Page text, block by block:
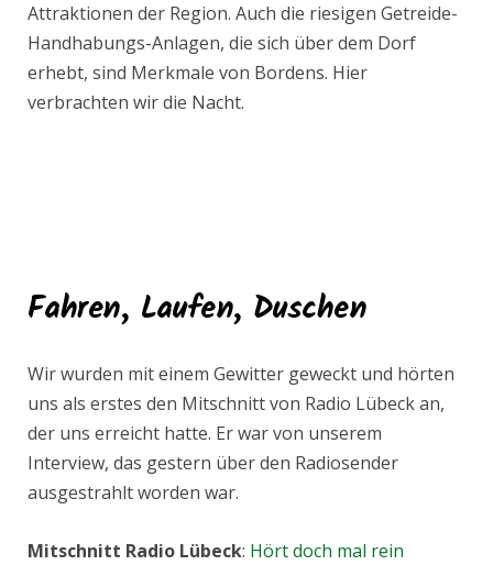
Attraktionen der Region. Auch die riesigen Getreide-
Handhabungs-Anlagen, die sich über dem Dorf
erhebt, sind Merkmale von Bordens. Hier
verbrachten wir die Nacht.
Fahren, Laufen, Duschen
Wir wurden mit einem Gewitter geweckt und hörten
uns als erstes den Mitschnitt von Radio Lübeck an,
der uns erreicht hatte. Er war von unserem
Interview, das gestern über den Radiosender
ausgestrahlt worden war.
Mitschnitt Radio Lübeck: Hört doch mal rein